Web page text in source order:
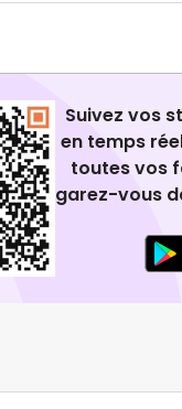
Suivez vos
en temps
toutes vos
garez-vous